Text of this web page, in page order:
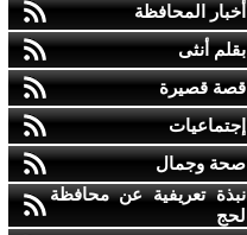
أخبار المحافظة
بقلم أنثى
قصة قصيرة
إجتماعيات
صحة وجمال
نبذة تعريفية عن محافظة
لحج